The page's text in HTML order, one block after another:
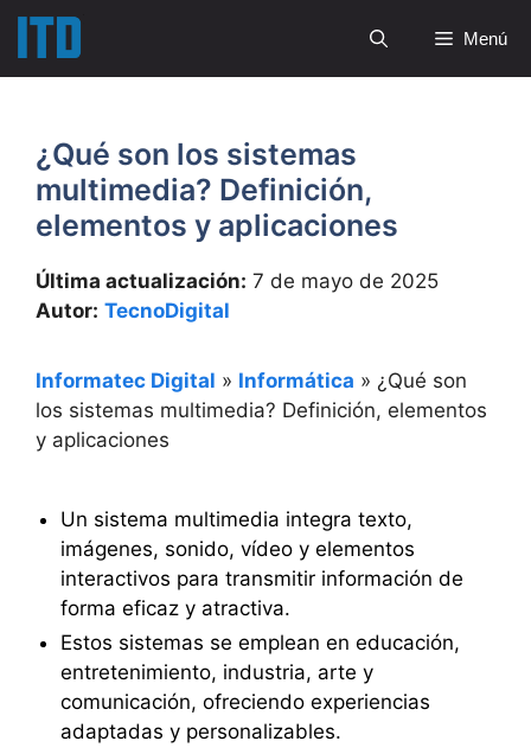
Saltar
contenido
Menú
¿Qué son los sistemas
multimedia? Definición,
elementos y aplicaciones
Última actualización: 7 de mayo de 2025
Autor: TecnoDigital
Informatec Digital » Informática » ¿Qué son
los sistemas multimedia? Definición, elementos
y aplicaciones
Un sistema multimedia integra texto,
imágenes, sonido, vídeo y elementos
interactivos para transmitir información de
forma eficaz y atractiva.
Estos sistemas se emplean en educación,
entretenimiento, industria, arte y
comunicación, ofreciendo experiencias
adaptadas y personalizables.